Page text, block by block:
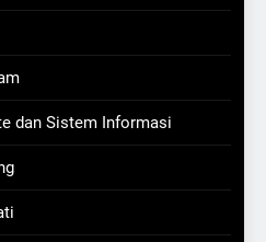
dan Sistem Informasi